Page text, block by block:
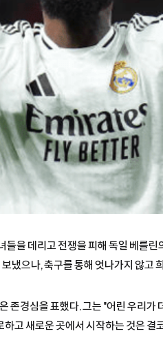
을 데리고 전쟁을 피해 독일 베를
냈으나, 축구를 통해 엇나가지 않고
존경심을 표했다. 그는 "어린 우리가
고 새로운 곳에서 시작하는 것은 결